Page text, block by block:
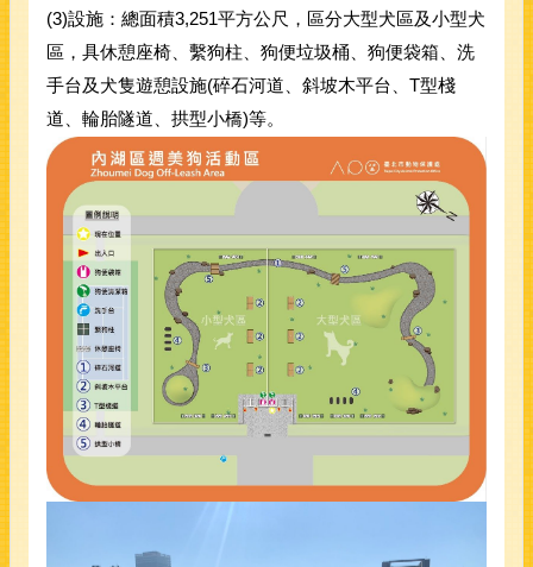
(3)設施：總面積3,251平方公尺，區分大型犬區及小型犬
區，具休憩座椅、繫狗柱、狗便垃圾桶、狗便袋箱、洗
手台及犬隻遊憩設施(碎石河道、斜坡木平台、T型棧
道、輪胎隧道、拱型小橋)等。